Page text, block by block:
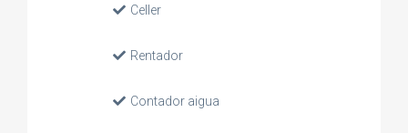
Celler
Rentador
Contador aigua